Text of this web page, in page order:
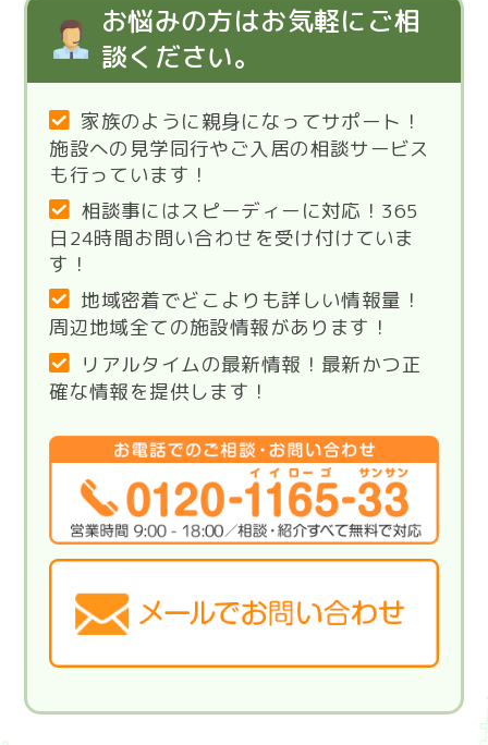
お悩みの方はお気軽にご相
談ください。
家族のように親身になってサポート！
施設への見学同行やご入居の相談サービス
も行っています！
相談事にはスピーディーに対応！365
日24時間お問い合わせを受け付けていま
す！
地域密着でどこよりも詳しい情報量！
周辺地域全ての施設情報があります！
リアルタイムの最新情報！最新かつ正
確な情報を提供します！